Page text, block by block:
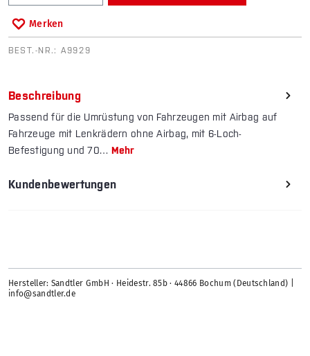
Merken
BEST.-NR.:A9929
Beschreibung
Passend für die Umrüstung von Fahrzeugen mit Airbag auf
Fahrzeuge mit Lenkrädern ohne Airbag, mit 6-Loch-
Befestigung und 70… Mehr
Kundenbewertungen
Hersteller: Sandtler GmbH · Heidestr. 85b · 44866 Bochum (Deutschland) |
info@sandtler.de